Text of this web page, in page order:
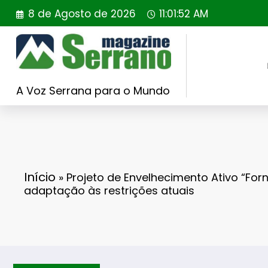
Saltar
para
conteúdo
8 de Agosto de 2026 11:01:53 AM
A Voz Serrana para o Mundo
Início » Projeto de Envelhecimento Ativo
adaptação às restrições atuais